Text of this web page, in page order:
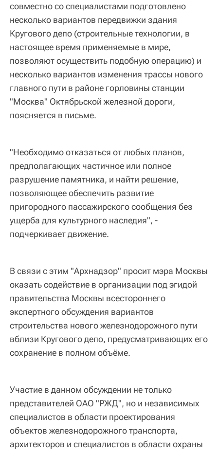
совместно со специалистами подготовлено
несколько вариантов передвижки здания
Кругового депо (строительные технологии, в
настоящее время применяемые в мире,
позволяют осуществить подобную операцию) и
несколько вариантов изменения трассы нового
главного пути в районе горловины станции
"Москва" Октябрьской железной дороги,
поясняется в письме.
"Необходимо отказаться от любых планов,
предполагающих частичное или полное
разрушение памятника, и найти решение,
позволяющее обеспечить развитие
пригородного пассажирского сообщения без
ущерба для культурного наследия", -
подчеркивает движение.
В связи с этим "Архнадзор" просит мэра Москвы
оказать содействие в организации под эгидой
правительства Москвы всестороннего
экспертного обсуждения вариантов
строительства нового железнодорожного пути
вблизи Кругового депо, предусматривающих его
сохранение в полном объёме.
Участие в данном обсуждении не только
представителей ОАО "РЖД", но и независимых
специалистов в области проектирования
объектов железнодорожного транспорта,
архитекторов и специалистов в области охраны